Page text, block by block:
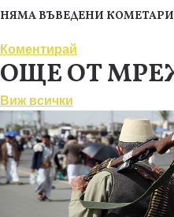
НЯМА ВЪВЕДЕНИ
Коментирай
ОЩЕ ОТ
Виж всички